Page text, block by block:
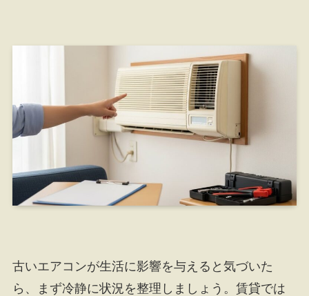
古いエアコンが生活に影響を与えると気づいた
ら、まず冷静に状況を整理しましょう。賃貸では